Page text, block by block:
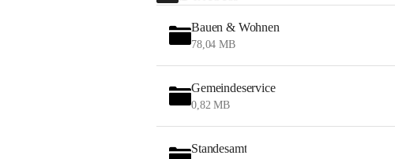
Bauen & Wohnen
78,04 MB
Gemeindeservice
0,82 MB
Standesamt